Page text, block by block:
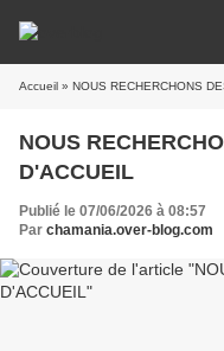
Accueil » NOUS RECHERCHONS
NOUS
D'ACCUEIL
Publié le 07/06/2026 à 08:57
Par chamania.over-blog.com